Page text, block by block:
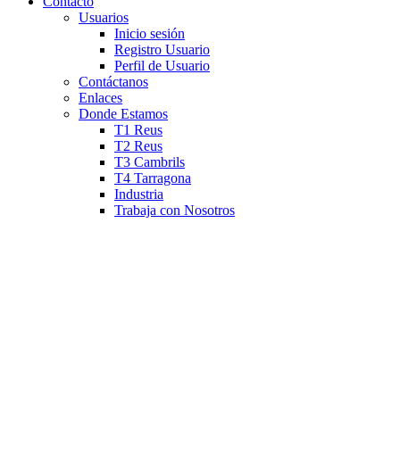
Usuarios
Inicio sesión
Registro Usuario
Perfil de Usuario
Contáctanos
Enlaces
Donde Estamos
T1 Reus
T2 Reus
T3 Cambrils
T4 Tarragona
Industria
Trabaja con Nosotros